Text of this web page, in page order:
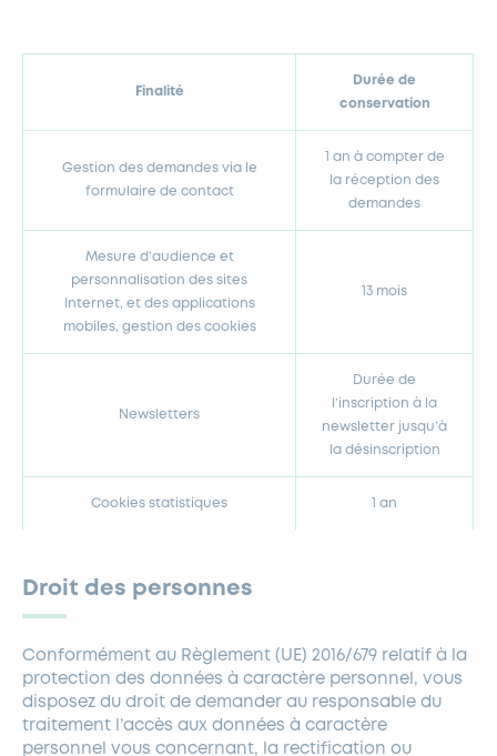
Finalité
Durée de
conservation
Gestion des demandes via le
formulaire de contact
1 an à compter de
la réception des
demandes
Mesure d’audience et
personnalisation des sites
Internet, et des applications
mobiles, gestion des cookies
13 mois
Newsletters
Durée de
l’inscription à la
newsletter jusqu’à
la désinscription
Cookies statistiques 1 an
Droit des personnes
Conformément au Règlement (UE) 2016/679 relatif à la
protection des données à caractère personnel, vous
disposez du droit de demander au responsable du
traitement l’accès aux données à caractère
personnel vous concernant, la rectification ou